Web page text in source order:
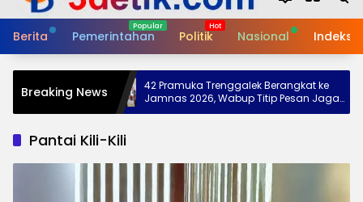
Berita Pemerintahan Politik Nasional Indeks
Breaking News
28
Diri di
42 Pramuka Trenggalek Berangkat ke
Jamnas 2026, Wabup Titip Pesan Jaga
Nama Baik Daerah
Pantai Kili-Kili